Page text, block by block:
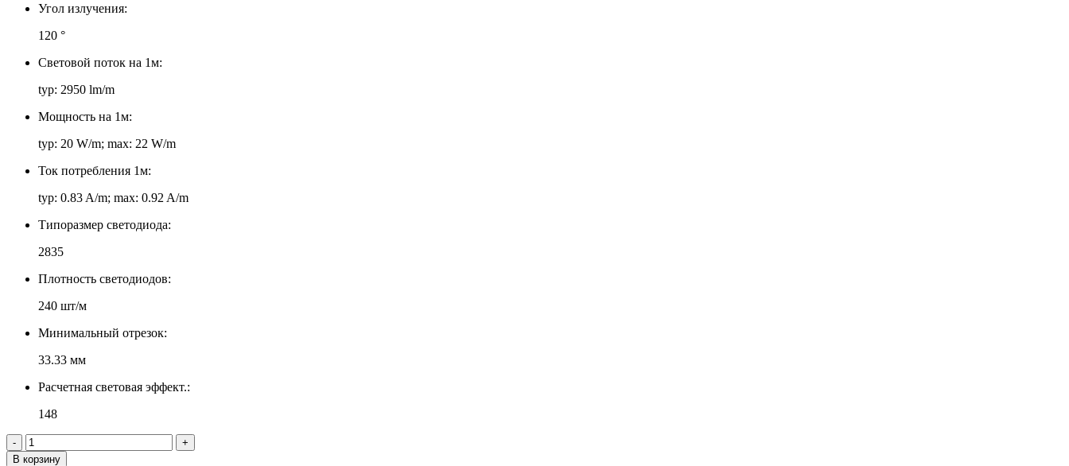
Угол излучения:
120 °
Световой поток на 1м:
typ: 2950 lm/m
Мощность на 1м:
typ: 20 W/m; max: 22 W/m
Ток потребления 1м:
typ: 0.83 A/m; max: 0.92 A/m
Типоразмер светодиода:
2835
Плотность светодиодов:
240 шт/м
Минимальный отрезок:
33.33 мм
Расчетная световая эффект.:
148
-
+
В корзину